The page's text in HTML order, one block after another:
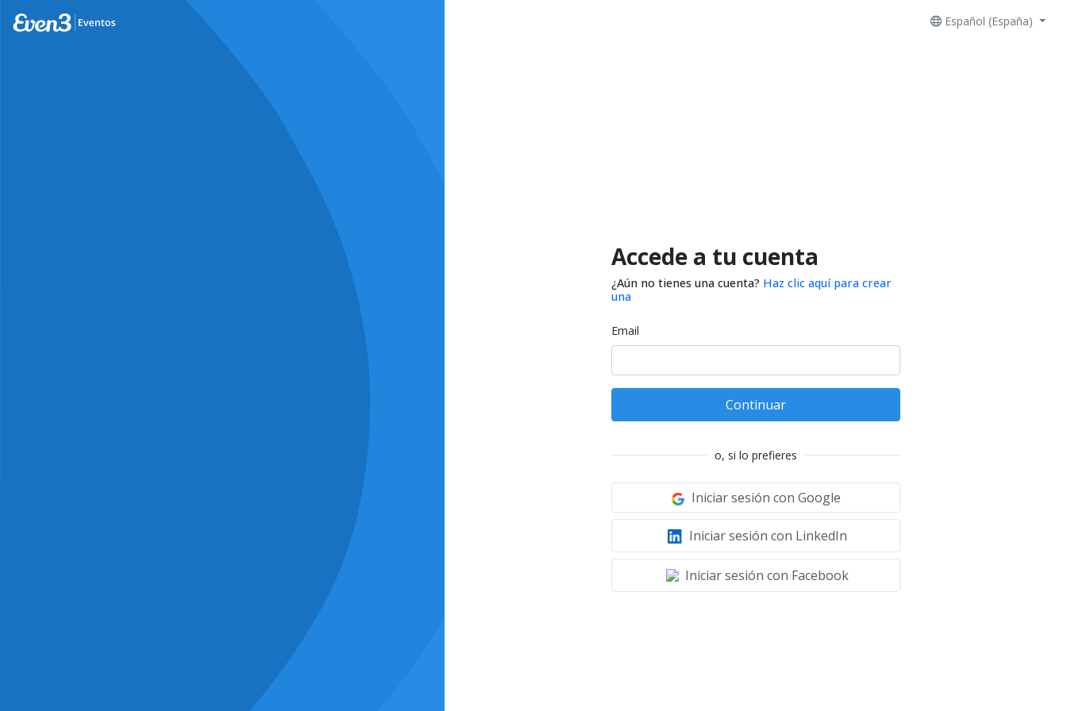
Español (España)
Accede a tu cuenta
¿Aún no tienes una cuenta? Haz clic aquí para crear
una
Email
Continuar
o, si lo prefieres
Iniciar sesión con Google
Iniciar sesión con LinkedIn
Iniciar sesión con Facebook